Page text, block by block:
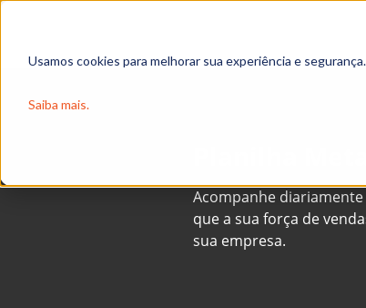
Usamos cookies para melhorar sua experiência e segurança.
Saiba mais.
Acompanhe
que a sua força de
sua empresa.